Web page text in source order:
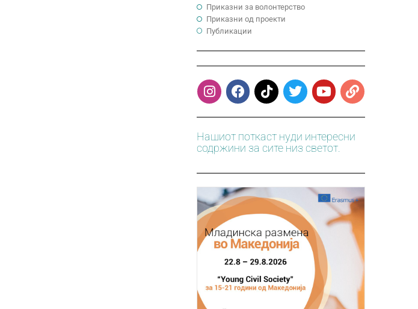
Приказни за волонтерство
Приказни од проекти
Публикации
Нашиот поткаст нуди интересни
содржини за сите низ светот.